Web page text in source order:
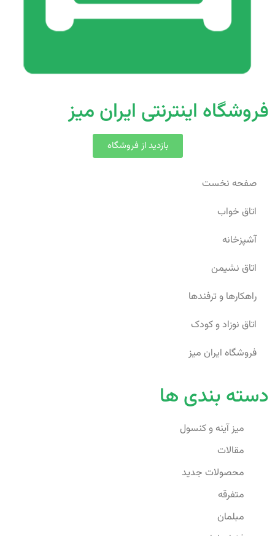
فروشگاه اینترنتی ایران میز
بازدید از فروشگاه
صفحه نخست
اتاق خواب
آشپزخانه
اتاق نشیمن
راهکارها و ترفندها
اتاق نوزاد و کودک
فروشگاه ایران میز
دسته بندی ها
میز آینه و کنسول
مقالات
محصولات جدید
متفرقه
مبلمان